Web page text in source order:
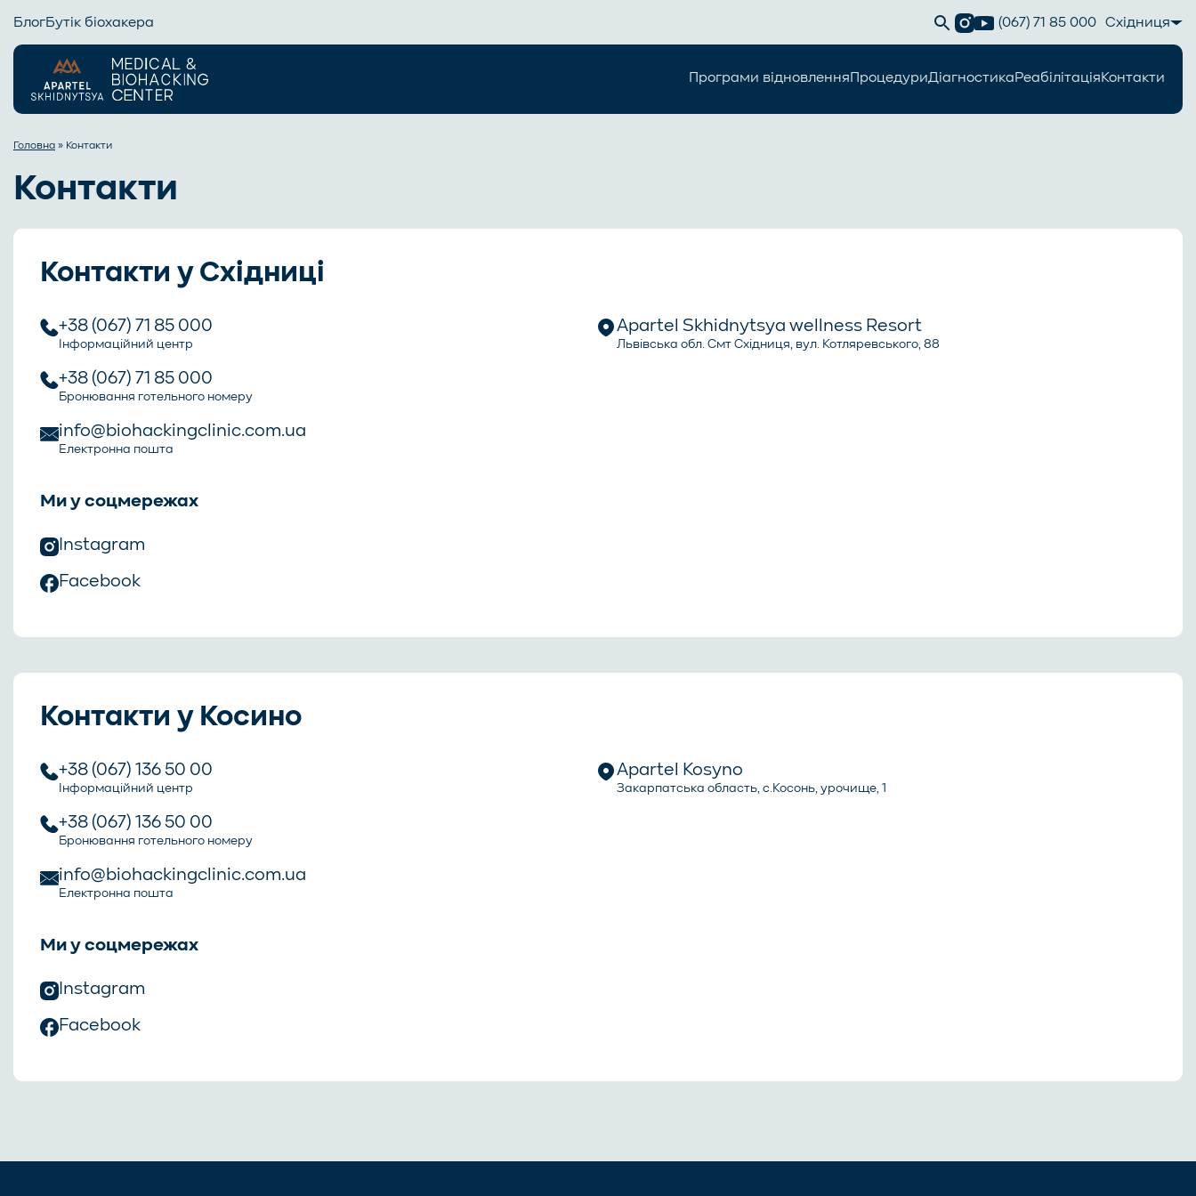
БлогБутік біохакера (067) 71 85 000 Східниця
Програми відновленняПроцедуриДіагностикаРеабілітаціяКонтакти
Головна » Контакти
Контакти
Контакти у Східниці
+38 (067) 71 85 000
Інформаційний центр
+38 (067) 71 85 000
Бронювання готельного номеру
info@biohackingclinic.com.ua
Електронна пошта
Ми у соцмережах
Instagram
Facebook
Apartel Skhidnytsya wellness Resort
Львівська обл. Смт Східниця, вул. Котляревського, 88
Контакти у Косино
+38 (067) 136 50 00
Інформаційний центр
+38 (067) 136 50 00
Бронювання готельного номеру
info@biohackingclinic.com.ua
Електронна пошта
Ми у соцмережах
Instagram
Facebook
Apartel Kosyno
Закарпатська область, с.Косонь, урочище, 1